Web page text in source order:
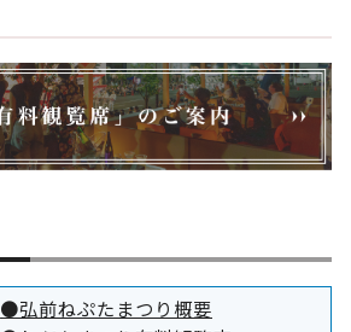
●弘前ねぷたまつり概要